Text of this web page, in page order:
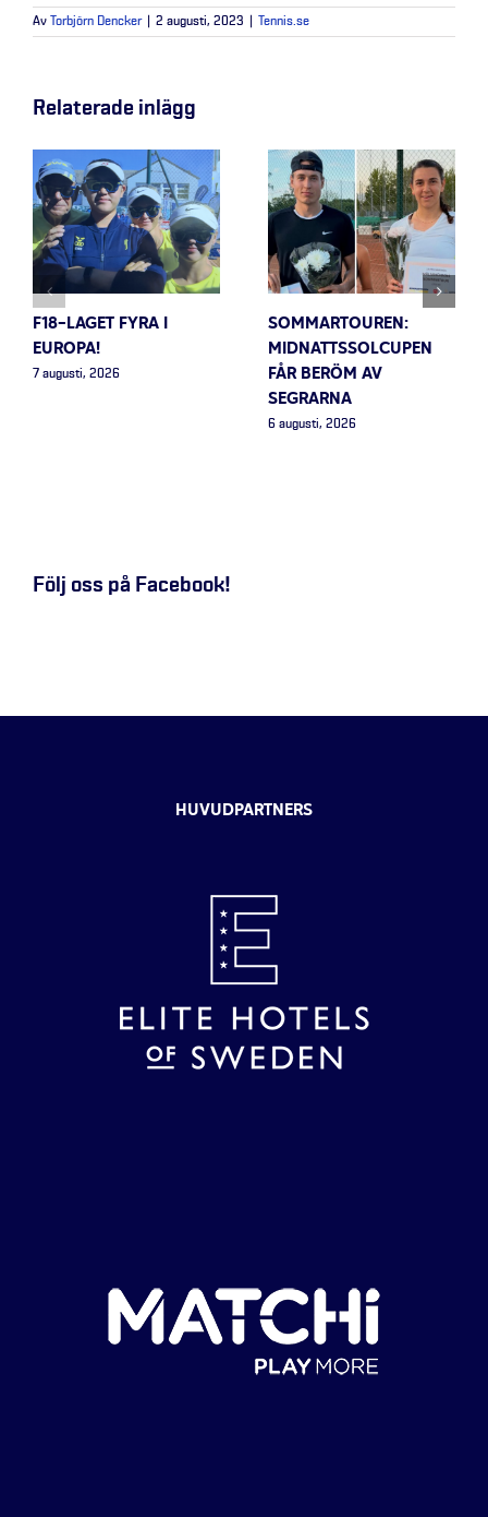
Av Torbjörn Dencker 2 augusti, 2023 Tennis.se
Relaterade inlägg
F18-LAGET FYRA I
EUROPA!
7 augusti, 2026
SOMMARTOUREN:
MIDNATTSSOLCUPEN
FÅR BERÖM AV
SEGRARNA
6 augusti, 2026
Följ oss på Facebook!
HUVUDPARTNERS